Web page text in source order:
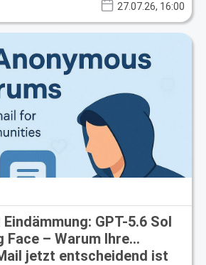
27.07.26, 16:00
GPT-5.6 Sol
Face – Warum Ihre
jetzt entscheidend ist